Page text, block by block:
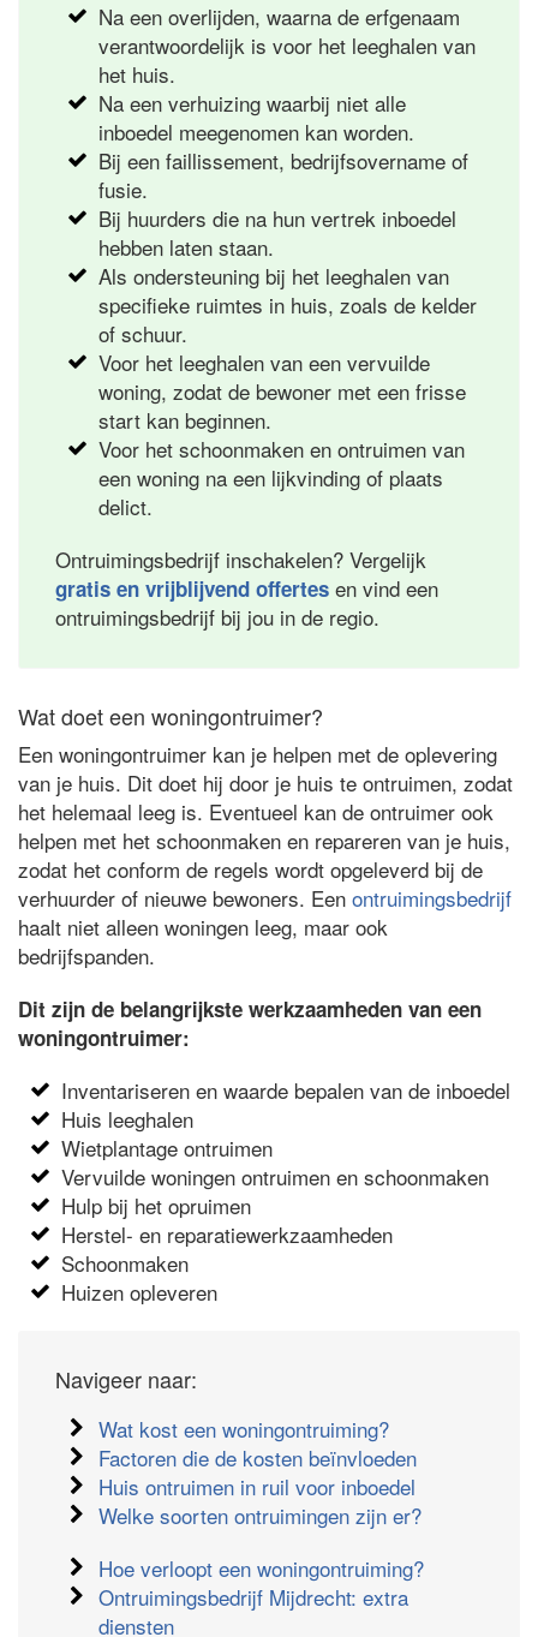
Na een overlijden, waarna de erfgenaam
verantwoordelijk is voor het leeghalen van
het huis.
Na een verhuizing waarbij niet alle
inboedel meegenomen kan worden.
Bij een faillissement, bedrijfsovername of
fusie.
Bij huurders die na hun vertrek inboedel
hebben laten staan.
Als ondersteuning bij het leeghalen van
specifieke ruimtes in huis, zoals de kelder
of schuur.
Voor het leeghalen van een vervuilde
woning, zodat de bewoner met een frisse
start kan beginnen.
Voor het schoonmaken en ontruimen van
een woning na een lijkvinding of plaats
delict.
Ontruimingsbedrijf inschakelen? Vergelijk
gratis en vrijblijvend offertes en vind een
ontruimingsbedrijf bij jou in de regio.
Wat doet een woningontruimer?
Een woningontruimer kan je helpen met de oplevering
van je huis. Dit doet hij door je huis te ontruimen, zodat
het helemaal leeg is. Eventueel kan de ontruimer ook
helpen met het schoonmaken en repareren van je huis,
zodat het conform de regels wordt opgeleverd bij de
verhuurder of nieuwe bewoners. Een ontruimingsbedrijf
haalt niet alleen woningen leeg, maar ook
bedrijfspanden.
Dit zijn de belangrijkste werkzaamheden van een
woningontruimer:
Inventariseren en waarde bepalen van de inboedel
Huis leeghalen
Wietplantage ontruimen
Vervuilde woningen ontruimen en schoonmaken
Hulp bij het opruimen
Herstel- en reparatiewerkzaamheden
Schoonmaken
Huizen opleveren
Navigeer naar:
Wat kost een woningontruiming?
Factoren die de kosten beïnvloeden
Huis ontruimen in ruil voor inboedel
Welke soorten ontruimingen zijn er?
Hoe verloopt een woningontruiming?
Ontruimingsbedrijf Mijdrecht: extra
diensten